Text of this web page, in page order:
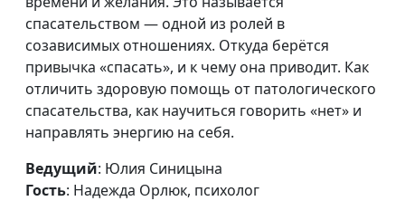
психолог
Как перестать
просыпаться по ночам
Юлия Синицына,
Надежда Орлюк,
психолог
Тревога о здоровье: как
не поддаться панике
Мария Мараханова,
психолог
спасательством — одной из ролей в
созависимых отношениях. Откуда берётся
привычка «спасать», и к чему она приводит. Как
отличить здоровую помощь от патологического
спасательства, как научиться говорить «нет» и
направлять энергию на себя.
Ведущий: Юлия Синицына
Гость: Надежда Орлюк, психолог